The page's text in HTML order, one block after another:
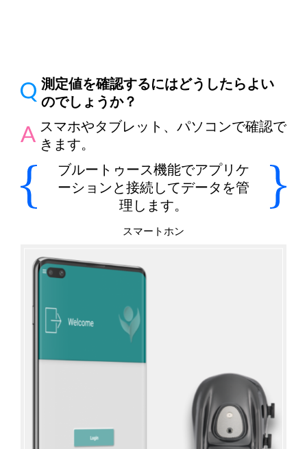
測定値を確認するにはどうしたらよい
のでしょうか？
スマホやタブレット、パソコンで確認で
きます。
ブルートゥース機能でアプリケ
ーションと接続してデータを管
理します。
スマートホン